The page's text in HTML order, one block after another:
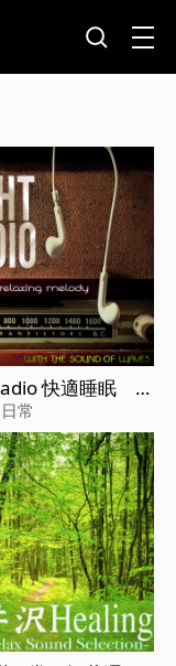
快適睡眠 夜
波音の誘い
常